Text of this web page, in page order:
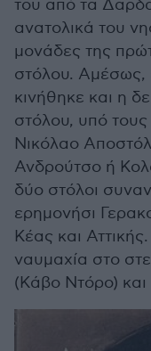
του από τα
ανατολικά του
μονάδες της
στόλου. Αμέσως,
κινήθηκε και η
στόλου, υπό
Νικόλαο
Ανδρούτσο ή
δύο στόλοι
ερημονήσι
Κέας και
ναυμαχία στο
(Κάβο Ντόρο)